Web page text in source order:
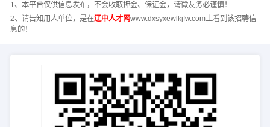
1、本平台仅供信息发布，不会收取押金、保证金，请微友务必谨慎！
2、请告知用人单位，是在辽中人才网www.dxsyxewlkjfw.com上看到该招聘信
息的！